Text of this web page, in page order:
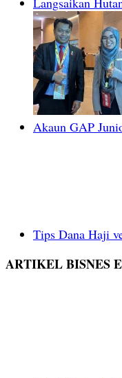
Akaun GAP
Tips Dana Haji
ARTIKEL BISNES